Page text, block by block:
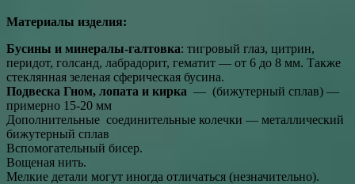
Материалы изделия:
Бусины и минералы-галтовка: тигровый глаз, цитрин,
перидот, голсанд, лабрадорит, гематит — от 6 до 8 мм. Также
стеклянная зеленая сферическая бусина.
Подвеска Гном, лопата и кирка — (бижутерный сплав) —
примерно 15-20 мм
Дополнительные соединительные колечки — металлический
бижутерный сплав
Вспомогательный бисер.
Вощеная нить.
Мелкие детали могут иногда отличаться (незначительно).